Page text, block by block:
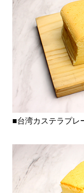
■台湾カステラプレ